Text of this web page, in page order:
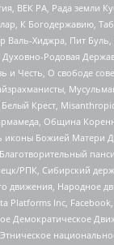
ВЕК РА, Рада земли
К Богодержавию,
Валь-Хиджра, Пит
Родовая
и Честь, О свободе
Крест,
Община
иконы Божией Матери
РПК, Сибирский
движения, Народное
Platforms Inc,
Демократическое
Этническое